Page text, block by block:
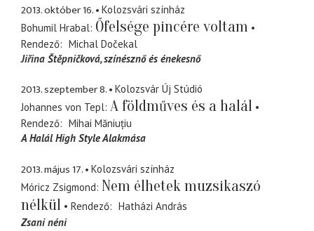
2013. október 16.
Kolozsvári színház
Bohumil Hrabal Őfelsége pincére voltam
Rendező
Michal Dočekal
Jiřina Štěpničková színésznő és énekesnő
2013. szeptember 8.
Kolozsvár Új Stúdió
Johannes von Tepl A földműves és a halál
Rendező
Mihai Măniuțiu
A Halál High Style Alakmása
2013. május 17.
Kolozsvári színház
Móricz Zsigmond Nem élhetek muzsikaszó
nélkül
Rendező
Hatházi András
Zsani néni